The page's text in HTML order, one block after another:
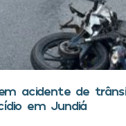
acidente de
em Jundiá